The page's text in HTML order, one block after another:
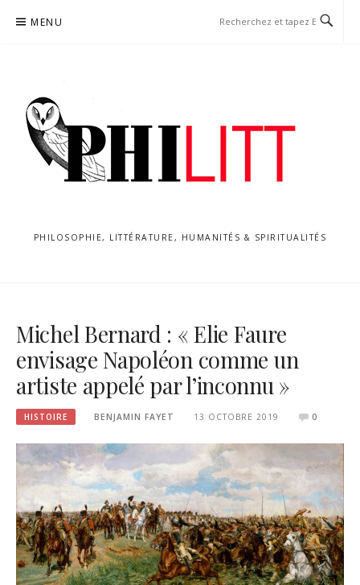
MENU
PHILOSOPHIE, LITTÉRATURE, HUMANITÉS & SPIRITUALITÉS
Michel Bernard : « Elie Faure
envisage Napoléon comme un
artiste appelé par l’inconnu »
HISTOIRE BENJAMIN FAYET 13 OCTOBRE 2019 0